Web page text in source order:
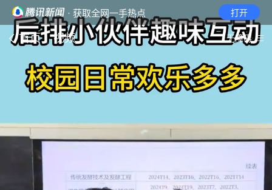
· 获取全网一手热点 打开
首页 视频 无障碍